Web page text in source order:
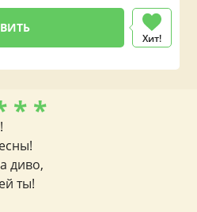
Хит!
* *
диво,
ты!